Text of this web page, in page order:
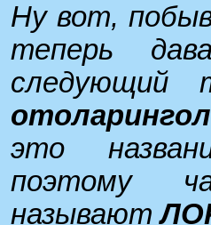
Ну вот,
теперь
следующий
это
поэтому
называют